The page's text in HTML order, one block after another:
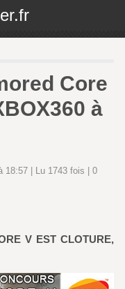
Core
à
18:57 | Lu 1743 fois | 0
V EST CLOTURE,